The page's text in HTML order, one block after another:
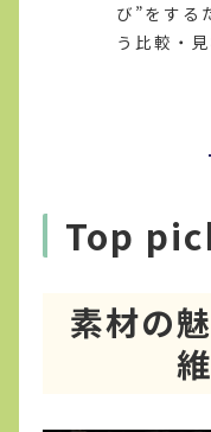
び”をする
う比較・
Top
素材の